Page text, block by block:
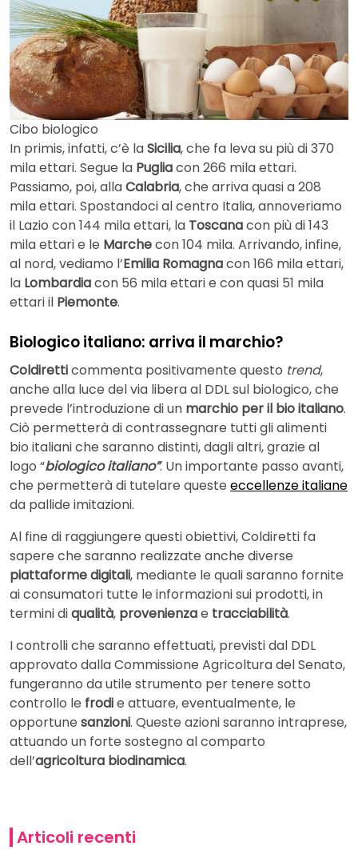
Cibo biologico
In primis, infatti, c’è laSicilia, che fa leva su più di 370
mila ettari. Segue la Pugliacon 266 mila ettari.
Passiamo, poi, allaCalabria, che arriva quasi a 208
mila ettari. Spostandoci al centro Italia, annoveriamo
il Lazio con 144 mila ettari, la Toscanacon più di 143
mila ettari e le Marchecon 104 mila. Arrivando, infine,
al nord, vediamo l’Emilia Romagnacon 166 mila ettari,
la Lombardiacon 56 mila ettari e con quasi 51 mila
ettari il Piemonte.
Biologico italiano: arriva il marchio?
Coldiretticommenta positivamente questo trend,
anche alla luce del via libera al DDL sul biologico, che
prevede l’introduzione di un marchio per il bio italiano.
Ciò permetterà di contrassegnare tutti gli alimenti
bio italiani che saranno distinti, dagli altri, grazie al
logo “biologico italiano”. Un importante passo avanti,
che permetterà di tutelare queste eccellenze italiane
da pallide imitazioni.
Al fine di raggiungere questi obiettivi, Coldiretti fa
sapere che saranno realizzate anche diverse
piattaforme digitali, mediante le quali saranno fornite
ai consumatori tutte le informazioni sui prodotti, in
termini diqualità, provenienzae tracciabilità.
I controlli che saranno effettuati, previsti dal DDL
approvato dalla Commissione Agricoltura del Senato,
fungeranno da utile strumento per tenere sotto
controllo le frodie attuare, eventualmente, le
opportune sanzioni. Queste azioni saranno intraprese,
attuando un forte sostegno al comparto
dell’agricoltura biodinamica.
Articoli recenti